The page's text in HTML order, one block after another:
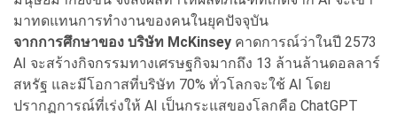
มาทดแทนการทำงานของคนในยุคปัจจุบัน
จากการศึกษาของ บริษัท McKinsey คาดการณ์ว่าในปี 2573
AI จะสร้างกิจกรรมทางเศรษฐกิจมากถึง 13 ล้านล้านดอลลาร์
สหรัฐ และมีโอกาสที่บริษัท 70% ทั่วโลกจะใช้ AI โดย
ปรากฏการณ์ที่เร่งให้ AI เป็นกระแสของโลกคือ ChatGPT